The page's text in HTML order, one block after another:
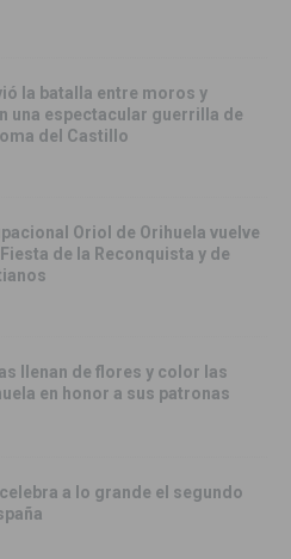
la batalla entre moros y
una espectacular guerrilla de
del Castillo
Oriol de Orihuela vuelve
de la Reconquista y de
llenan de flores y color las
en honor a sus patronas
celebra a lo grande el segundo